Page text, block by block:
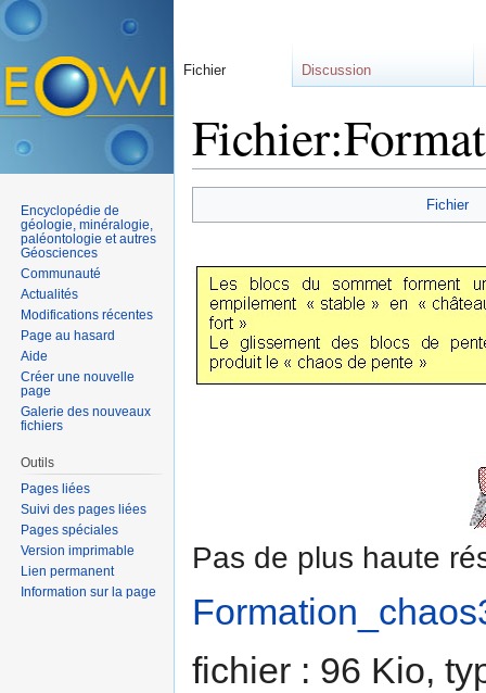
Fichier
Pas de plus haute
fichier : 96 Kio,
Fichier Discussion
Encyclopédie de
géologie, minéralogie,
paléontologie et autres
Géosciences
Communauté
Actualités
Modifications récentes
Page au hasard
Aide
Créer une nouvelle
page
Galerie des nouveaux
fichiers
Outils
Pages liées
Suivi des pages liées
Pages spéciales
Version imprimable
Lien permanent
Information sur la page